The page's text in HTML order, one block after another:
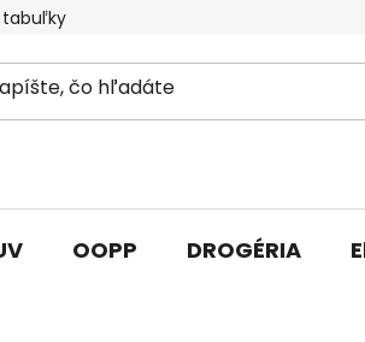
OOPP DROGÉRIA